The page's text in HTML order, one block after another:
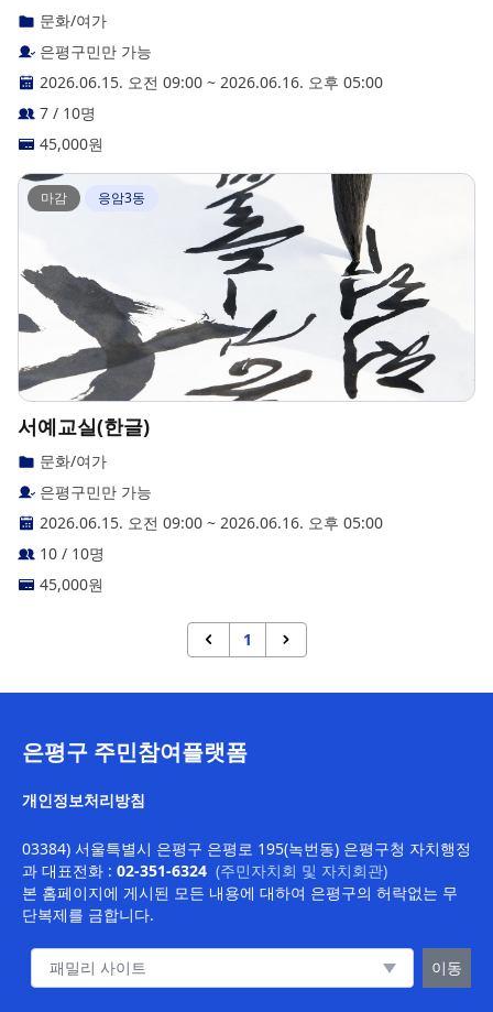
문화/여가
은평구민만 가능
2026.06.15. 오전 09:00 ~ 2026.06.16. 오후 05:00
7 / 10명
45,000원
마감 응암3동
서예교실(한글)
문화/여가
은평구민만 가능
2026.06.15. 오전 09:00 ~ 2026.06.16. 오후 05:00
10 / 10명
45,000원
1
은평구 주민참여플랫폼
개인정보처리방침
03384) 서울특별시 은평구 은평로 195(녹번동) 은평구청 자치행정
과 대표전화 : 02-351-6324 (주민자치회 및 자치회관)
본 홈페이지에 게시된 모든 내용에 대하여 은평구의 허락없는 무
단복제를 금합니다.
패밀리 사이트 이동 이동